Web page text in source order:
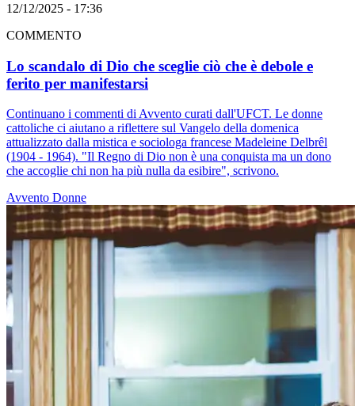
12/12/2025 - 17:36
COMMENTO
Lo scandalo di Dio che sceglie ciò che è debole e
ferito per manifestarsi
Continuano i commenti di Avvento curati dall'UFCT. Le donne
cattoliche ci aiutano a riflettere sul Vangelo della domenica
attualizzato dalla mistica e sociologa francese Madeleine Delbrêl
(1904 - 1964). "Il Regno di Dio non è una conquista ma un dono
che accoglie chi non ha più nulla da esibire", scrivono.
Avvento Donne